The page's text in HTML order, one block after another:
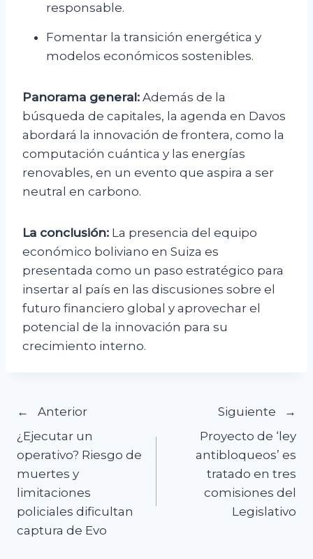
responsable.
Fomentar la transición energética y
modelos económicos sostenibles.
Panorama general: Además de la
búsqueda de capitales, la agenda en Davos
abordará la innovación de frontera, como la
computación cuántica y las energías
renovables, en un evento que aspira a ser
neutral en carbono.
La conclusión: La presencia del equipo
económico boliviano en Suiza es
presentada como un paso estratégico para
insertar al país en las discusiones sobre el
futuro financiero global y aprovechar el
potencial de la innovación para su
crecimiento interno.
Navegación
de
entradas
Anterior
¿Ejecutar un
operativo? Riesgo de
muertes y
limitaciones
policiales dificultan
captura de Evo
Siguiente
Proyecto de ‘ley
antibloqueos’ es
tratado en tres
comisiones del
Legislativo